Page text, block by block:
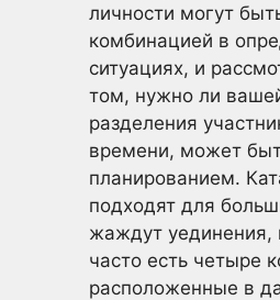
личности могут
комбинацией в
ситуациях, и
том, нужно ли
разделения
времени, может
планированием.
подходят для
жаждут уединения,
часто есть четыре
расположенные в